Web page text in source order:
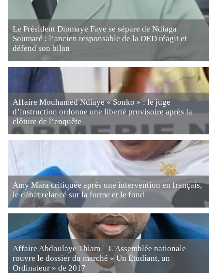
Le Président Diomaye Faye se sépare de Ndiaga
Soumaré : l’ancien responsable de la DED réagit et
défend son bilan
Affaire Mouhamed Ndiaye « Sonko » : le juge
d’instruction ordonne une liberté provisoire après la
clôture de l’enquête
Amy Mara critiquée après une intervention en français,
le débat relancé sur la forme et le fond
Affaire Abdoulaye Thiam – L'Assemblée nationale
rouvre le dossier du marché « Un Étudiant, un
Ordinateur » de 2017